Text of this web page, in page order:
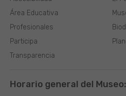
Área Educativa
Profesionales
Participa
Transparencia
Horario general del Museo: